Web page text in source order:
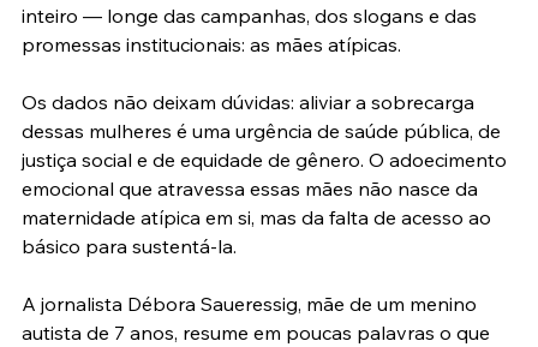
inteiro — longe das campanhas, dos slogans e das
promessas institucionais: as mães atípicas.
Os dados não deixam dúvidas: aliviar a sobrecarga
dessas mulheres é uma urgência de saúde pública, de
justiça social e de equidade de gênero. O adoecimento
emocional que atravessa essas mães não nasce da
maternidade atípica em si, mas da falta de acesso ao
básico para sustentá-la.
A jornalista Débora Saueressig, mãe de um menino
autista de 7 anos, resume em poucas palavras o que